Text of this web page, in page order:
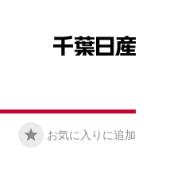
お気に入りに追加